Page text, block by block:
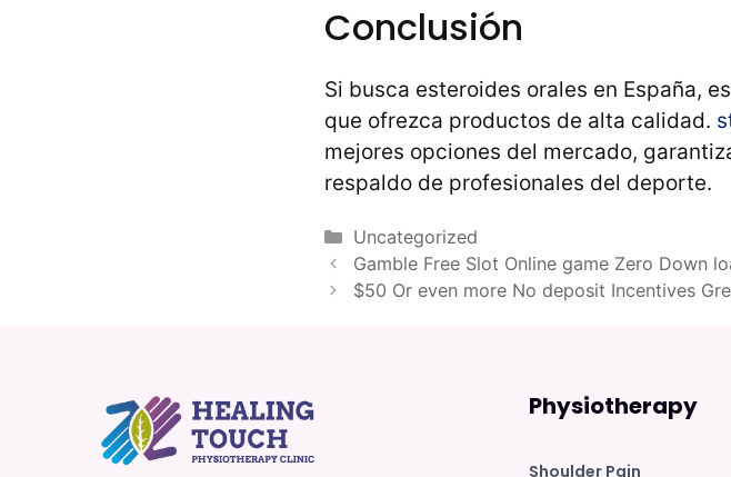
Conclusión
Si busca esteroides orales en España,
que ofrezca productos de alta calidad.
mejores opciones del mercado,
respaldo de profesionales del deporte.
Categories
Uncategorized
Gamble Free Slot Online game Zero Down
$50 Or even more No deposit Incentives
Physiotherapy
Shoulder Pain